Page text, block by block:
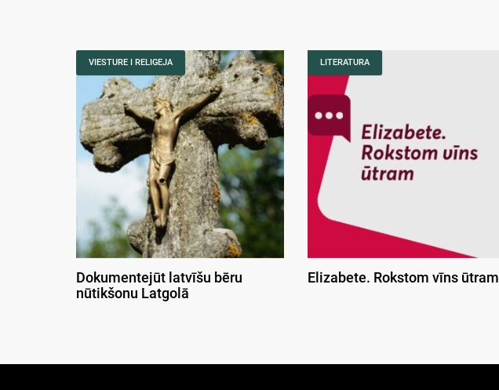
VIESTURE I RELIGEJA
Dokumentejūt latvīšu bēru
nūtikšonu Latgolā
LITERATURA
Elizabete. Rokstom vīns ūtram